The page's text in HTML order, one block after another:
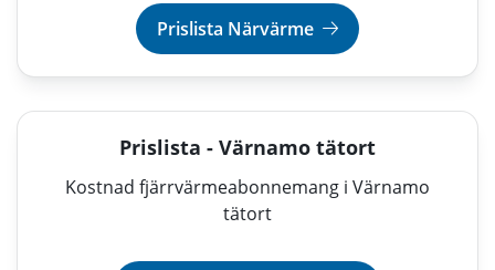
Prislista Närvärme
Prislista - Värnamo tätort
Kostnad fjärrvärmeabonnemang i Värnamo
tätort